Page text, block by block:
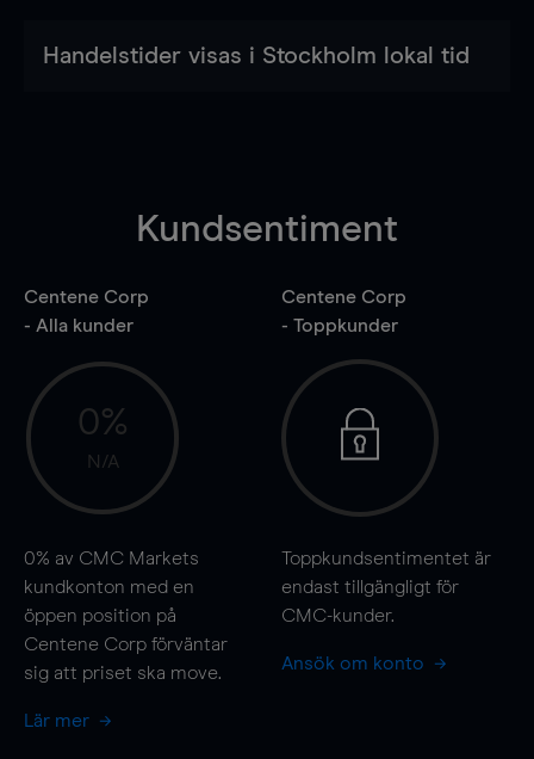
Handelstider visas i Stockholm lokal tid
Kundsentiment
Centene Corp
- Alla kunder
0%
N/A
0% av CMC Markets
kundkonton med en
öppen position på
Centene Corp förväntar
sig att priset ska move.
Lär mer
Centene Corp
- Toppkunder
Toppkundsentimentet är
endast tillgängligt för
CMC-kunder.
Ansök om konto